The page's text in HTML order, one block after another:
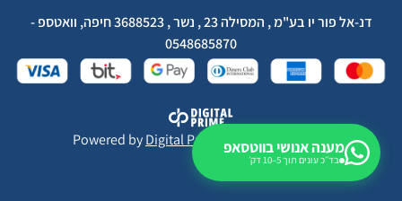
דנ-אל פור יו בע"מ , המסילה 23 , נשר , 3688523 חיפה, וואטספ -
0548685870
Powered byDigital Prime Monetization LTD
מענה אנושי בווטסאפ
בד״כ עונים תוך 5–10 דק׳